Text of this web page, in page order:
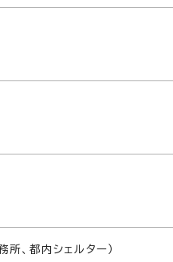
、都内シェルター）